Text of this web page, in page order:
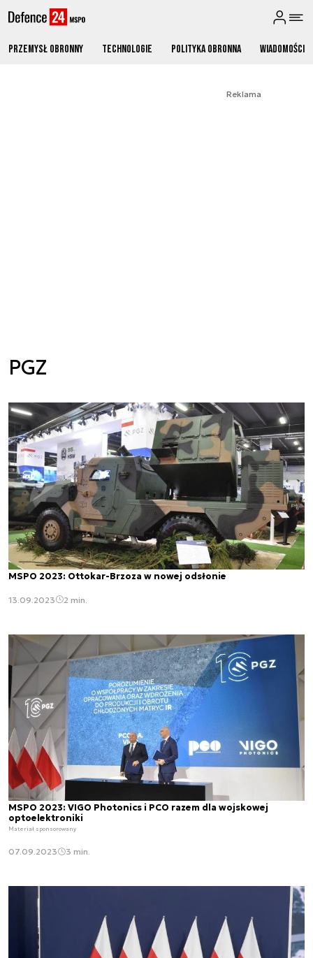
Przemysł obronny Technologie Polityka obronna Wiadomości
Reklama
PGZ
MSPO 2023: Ottokar-Brzoza w nowej odsłonie
13.09.2023 2 min.
MSPO 2023: VIGO Photonics i PCO razem dla wojskowej
optoelektroniki
Materiał sponsorowany
07.09.2023 3 min.